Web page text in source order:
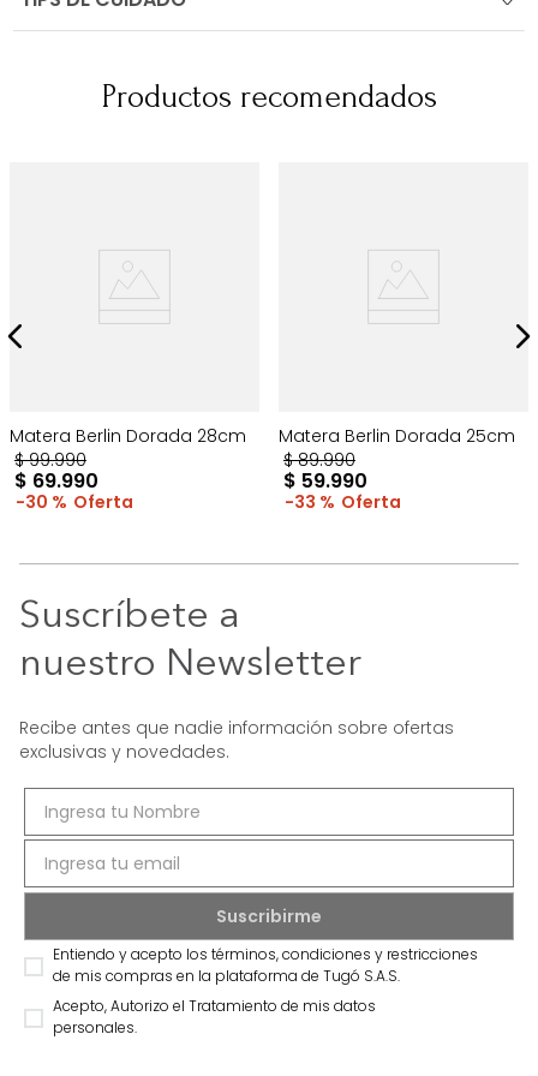
Productos recomendados
Matera Berlin Dorada 28cm
$ 99.990
$ 69.990
30 %
Matera Berlin Dorada 25cm
$ 89.990
$ 59.990
33 %
Suscríbete a
nuestro Newsletter
Recibe antes que nadie información sobre ofertas
exclusivas y novedades.
Entiendo y acepto los términos, condiciones y restricciones
de mis compras en la plataforma de Tugó S.A.S.
Acepto, Autorizo el Tratamiento de mis datos
personales.